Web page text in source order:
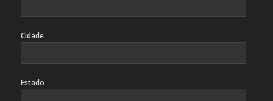
Cidade
Estado